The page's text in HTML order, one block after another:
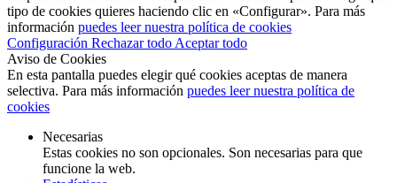
tipo de cookies quieres haciendo clic en «Configurar». Para más
información puedes leer nuestra política de cookies
Configuración Rechazar todo Aceptar todo
Aviso de Cookies
En esta pantalla puedes elegir qué cookies aceptas de manera
selectiva. Para más información puedes leer nuestra política de
cookies
Necesarias
Estas cookies no son opcionales. Son necesarias para que
funcione la web.